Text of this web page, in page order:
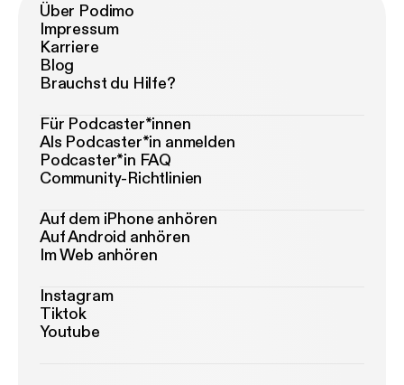
Über Podimo
Impressum
Karriere
Blog
Brauchst du Hilfe?
Für Podcaster*innen
Als Podcaster*in anmelden
Podcaster*in FAQ
Community-Richtlinien
Auf dem iPhone anhören
Auf Android anhören
Im Web anhören
Instagram
Tiktok
Youtube